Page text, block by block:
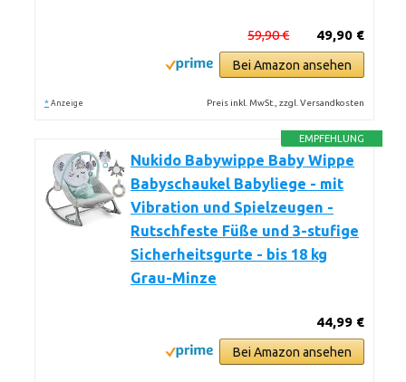
49,90 €
59,90 €
Bei Amazon ansehen
* Anzeige Preis inkl. MwSt., zzgl. Versandkosten
EMPFEHLUNG
Nukido Babywippe Baby Wippe
Babyschaukel Babyliege - mit
Vibration und Spielzeugen -
Rutschfeste Füße und 3-stufige
Sicherheitsgurte - bis 18 kg
Grau-Minze
44,99 €
Bei Amazon ansehen